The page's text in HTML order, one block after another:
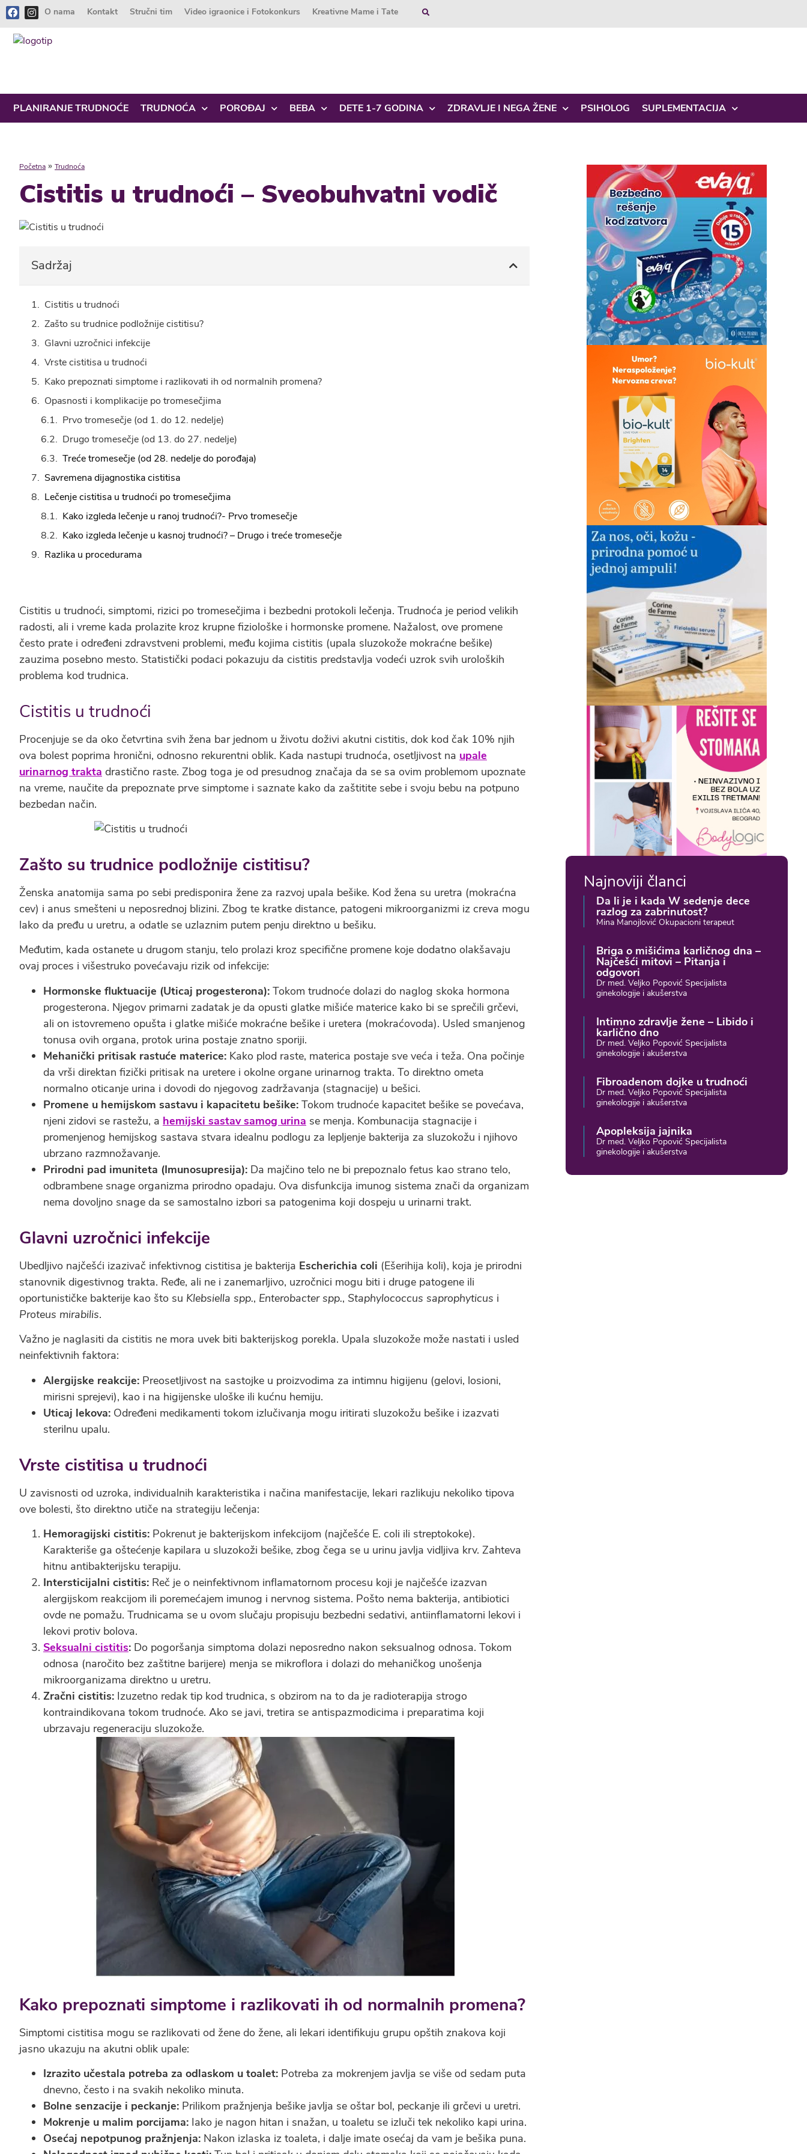
O nama Kontakt Stručni tim Video igraonice i Fotokonkurs Kreativne Mame i Tate
PLANIRANJE TRUDNOĆE TRUDNOĆA POROĐAJ BEBA DETE 1-7 GODINA ZDRAVLJE I NEGA ŽENE PSIHOLOG SUPLEMENTACIJA
Početna » Trudnoća
Cistitis u trudnoći – Sveobuhvatni vodič
Sadržaj
Cistitis u trudnoći
Zašto su trudnice podložnije cistitisu?
Glavni uzročnici infekcije
Vrste cistitisa u trudnoći
Kako prepoznati simptome i razlikovati ih od normalnih promena?
Opasnosti i komplikacije po tromesečjima
Prvo tromesečje (od 1. do 12. nedelje)
Drugo tromesečje (od 13. do 27. nedelje)
Treće tromesečje (od 28. nedelje do porođaja)
Savremena dijagnostika cistitisa
Lečenje cistitisa u trudnoći po tromesečjima
Kako izgleda lečenje u ranoj trudnoći?- Prvo tromesečje
Kako izgleda lečenje u kasnoj trudnoći? – Drugo i treće tromesečje
Razlika u procedurama
Cistitis u trudnoći, simptomi, rizici po tromesečjima i bezbedni protokoli lečenja. Trudnoća je period velikih
radosti, ali i vreme kada prolazite kroz krupne fiziološke i hormonske promene. Nažalost, ove promene
često prate i određeni zdravstveni problemi, među kojima cistitis (upala sluzokože mokraćne bešike)
zauzima posebno mesto. Statistički podaci pokazuju da cistitis predstavlja vodeći uzrok svih uroloških
problema kod trudnica.
Cistitis u trudnoći
Procenjuje se da oko četvrtina svih žena bar jednom u životu doživi akutni cistitis, dok kod čak 10% njih
ova bolest poprima hronični, odnosno rekurentni oblik. Kada nastupi trudnoća, osetljivost na upale
urinarnog trakta drastično raste. Zbog toga je od presudnog značaja da se sa ovim problemom upoznate
na vreme, naučite da prepoznate prve simptome i saznate kako da zaštitite sebe i svoju bebu na potpuno
bezbedan način.
Zašto su trudnice podložnije cistitisu?
Ženska anatomija sama po sebi predisponira žene za razvoj upala bešike. Kod žena su uretra (mokraćna
cev) i anus smešteni u neposrednoj blizini. Zbog te kratke distance, patogeni mikroorganizmi iz creva mogu
lako da pređu u uretru, a odatle se uzlaznim putem penju direktno u bešiku.
Međutim, kada ostanete u drugom stanju, telo prolazi kroz specifične promene koje dodatno olakšavaju
ovaj proces i višestruko povećavaju rizik od infekcije:
Hormonske fluktuacije (Uticaj progesterona): Tokom trudnoće dolazi do naglog skoka hormona
progesterona. Njegov primarni zadatak je da opusti glatke mišiće materice kako bi se sprečili grčevi,
ali on istovremeno opušta i glatke mišiće mokraćne bešike i uretera (mokraćovoda). Usled smanjenog
tonusa ovih organa, protok urina postaje znatno sporiji.
Mehanički pritisak rastuće materice: Kako plod raste, materica postaje sve veća i teža. Ona počinje
da vrši direktan fizički pritisak na uretere i okolne organe urinarnog trakta. To direktno ometa
normalno oticanje urina i dovodi do njegovog zadržavanja (stagnacije) u bešici.
Promene u hemijskom sastavu i kapacitetu bešike: Tokom trudnoće kapacitet bešike se povećava,
njeni zidovi se rastežu, a hemijski sastav samog urina se menja. Kombunacija stagnacije i
promenjenog hemijskog sastava stvara idealnu podlogu za lepljenje bakterija za sluzokožu i njihovo
ubrzano razmnožavanje.
Prirodni pad imuniteta (Imunosupresija): Da majčino telo ne bi prepoznalo fetus kao strano telo,
odbrambene snage organizma prirodno opadaju. Ova disfunkcija imunog sistema znači da organizam
nema dovoljno snage da se samostalno izbori sa patogenima koji dospeju u urinarni trakt.
Glavni uzročnici infekcije
Ubedljivo najčešći izazivač infektivnog cistitisa je bakterija Escherichia coli (Ešerihija koli), koja je prirodni
stanovnik digestivnog trakta. Ređe, ali ne i zanemarljivo, uzročnici mogu biti i druge patogene ili
oportunističke bakterije kao što su Klebsiella spp., Enterobacter spp., Staphylococcus saprophyticus i
Proteus mirabilis.
Važno je naglasiti da cistitis ne mora uvek biti bakterijskog porekla. Upala sluzokože može nastati i usled
neinfektivnih faktora:
Alergijske reakcije: Preosetljivost na sastojke u proizvodima za intimnu higijenu (gelovi, losioni,
mirisni sprejevi), kao i na higijenske uloške ili kućnu hemiju.
Uticaj lekova: Određeni medikamenti tokom izlučivanja mogu iritirati sluzokožu bešike i izazvati
sterilnu upalu.
Vrste cistitisa u trudnoći
U zavisnosti od uzroka, individualnih karakteristika i načina manifestacije, lekari razlikuju nekoliko tipova
ove bolesti, što direktno utiče na strategiju lečenja:
Hemoragijski cistitis: Pokrenut je bakterijskom infekcijom (najčešće E. coli ili streptokoke).
Karakteriše ga oštećenje kapilara u sluzokoži bešike, zbog čega se u urinu javlja vidljiva krv. Zahteva
hitnu antibakterijsku terapiju.
Intersticijalni cistitis: Reč je o neinfektivnom inflamatornom procesu koji je najčešće izazvan
alergijskom reakcijom ili poremećajem imunog i nervnog sistema. Pošto nema bakterija, antibiotici
ovde ne pomažu. Trudnicama se u ovom slučaju propisuju bezbedni sedativi, antiinflamatorni lekovi i
lekovi protiv bolova.
Seksualni cistitis: Do pogoršanja simptoma dolazi neposredno nakon seksualnog odnosa. Tokom
odnosa (naročito bez zaštitne barijere) menja se mikroflora i dolazi do mehaničkog unošenja
mikroorganizama direktno u uretru.
Zračni cistitis: Izuzetno redak tip kod trudnica, s obzirom na to da je radioterapija strogo
kontraindikovana tokom trudnoće. Ako se javi, tretira se antispazmodicima i preparatima koji
ubrzavaju regeneraciju sluzokože.
Kako prepoznati simptome i razlikovati ih od normalnih promena?
Simptomi cistitisa mogu se razlikovati od žene do žene, ali lekari identifikuju grupu opštih znakova koji
jasno ukazuju na akutni oblik upale:
Izrazito učestala potreba za odlaskom u toalet: Potreba za mokrenjem javlja se više od sedam puta
dnevno, često i na svakih nekoliko minuta.
Bolne senzacije i peckanje: Prilikom pražnjenja bešike javlja se oštar bol, peckanje ili grčevi u uretri.
Mokrenje u malim porcijama: Iako je nagon hitan i snažan, u toaletu se izluči tek nekoliko kapi urina.
Osećaj nepotpunog pražnjenja: Nakon izlaska iz toaleta, i dalje imate osećaj da vam je bešika puna.
Najnoviji članci
Da li je i kada W sedenje dece
razlog za zabrinutost?
Mina Manojlović Okupacioni terapeut
Briga o mišićima karličnog dna –
Najčešći mitovi – Pitanja i
odgovori
Dr med. Veljko Popović Specijalista
ginekologije i akušerstva
Intimno zdravlje žene – Libido i
karlično dno
Dr med. Veljko Popović Specijalista
ginekologije i akušerstva
Fibroadenom dojke u trudnoći
Dr med. Veljko Popović Specijalista
ginekologije i akušerstva
Apopleksija jajnika
Dr med. Veljko Popović Specijalista
ginekologije i akušerstva